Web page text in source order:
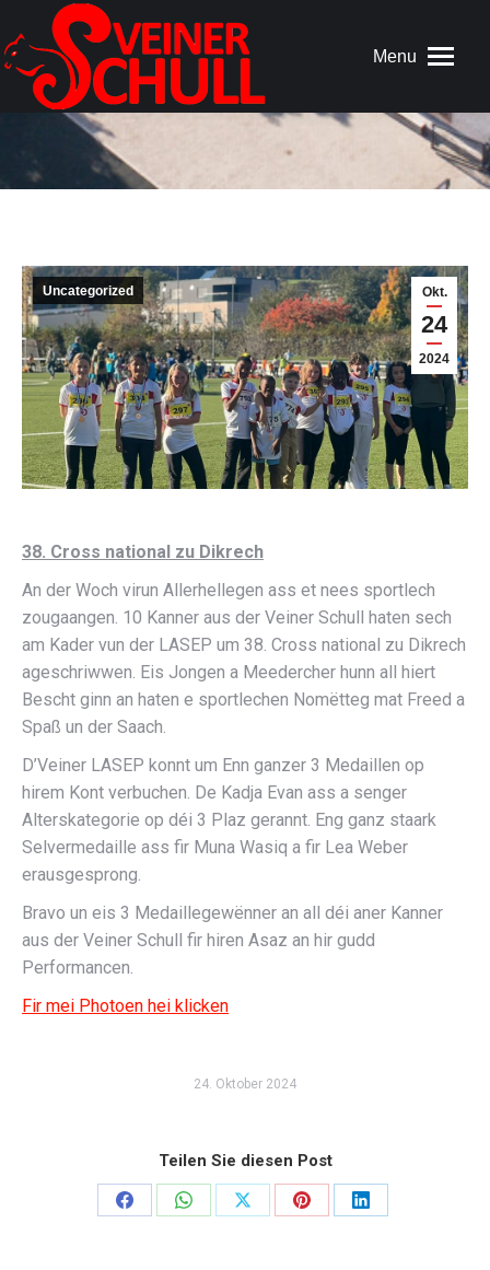
Menu
Okt.
24
2024
Uncategorized
38. Cross national zu Dikrech
An der Woch virun Allerhellegen ass et nees sportlech
zougaangen. 10 Kanner aus der Veiner Schull haten sech
am Kader vun der LASEP um 38. Cross national zu Dikrech
ageschriwwen. Eis Jongen a Meedercher hunn all hiert
Bescht ginn an haten e sportlechen Nomëtteg mat Freed a
Spaß un der Saach.
D’Veiner LASEP konnt um Enn ganzer 3 Medaillen op
hirem Kont verbuchen. De Kadja Evan ass a senger
Alterskategorie op déi 3 Plaz gerannt. Eng ganz staark
Selvermedaille ass fir Muna Wasiq a fir Lea Weber
erausgesprong.
Bravo un eis 3 Medaillegewënner an all déi aner Kanner
aus der Veiner Schull fir hiren Asaz an hir gudd
Performancen.
Fir mei Photoen hei klicken
24. Oktober 2024
Teilen Sie diesen Post
Share
Share
Share
Share
Share